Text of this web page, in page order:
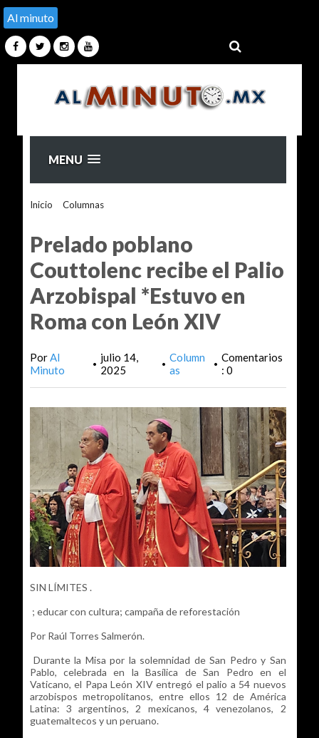
Al minuto
MENU
Inicio Columnas>
Prelado poblano
Couttolenc recibe el Palio
Arzobispal *Estuvo en
Roma con León XIV
PorAl
Minuto
• julio 14,
2025
• Column
as
• Comentarios
: 0
SIN LÍMITES .
; educar con cultura; campaña de reforestación
Por Raúl Torres Salmerón.
Durante la Misa por la solemnidad de San Pedro y San
Pablo, celebrada en la Basílica de San Pedro en el
Vaticano, el Papa León XIV entregó el palio a 54 nuevos
arzobispos metropolitanos, entre ellos 12 de América
Latina: 3 argentinos, 2 mexicanos, 4 venezolanos, 2
guatemaltecos y un peruano.